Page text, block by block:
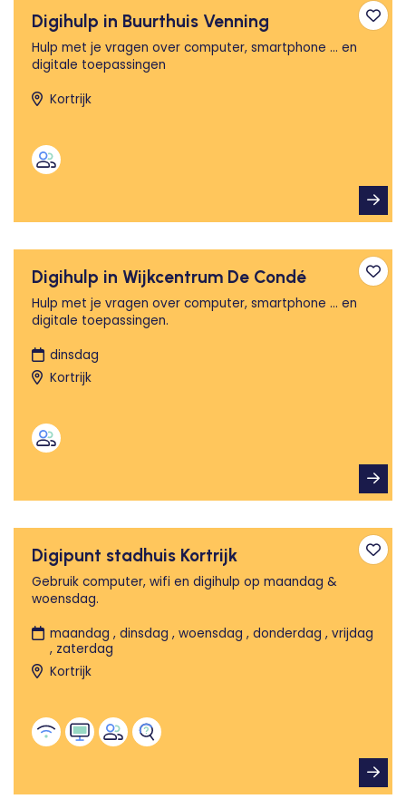
Digihulp in Buurthuis Venning
Hulp met je vragen over computer, smartphone ... en
digitale toepassingen
Kortrijk
Digihulp in Wijkcentrum De Condé
Hulp met je vragen over computer, smartphone ... en
digitale toepassingen.
dinsdag
Kortrijk
Digipunt stadhuis Kortrijk
Gebruik computer, wifi en digihulp op maandag &
woensdag.
maandag , dinsdag , woensdag , donderdag , vrijdag
, zaterdag
Kortrijk